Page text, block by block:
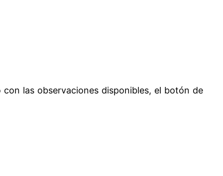
las observaciones disponibles, el botón de